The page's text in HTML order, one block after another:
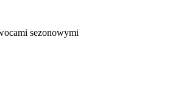
sezonowymi